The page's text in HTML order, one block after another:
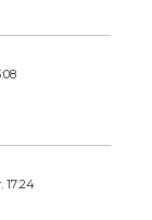
17:24